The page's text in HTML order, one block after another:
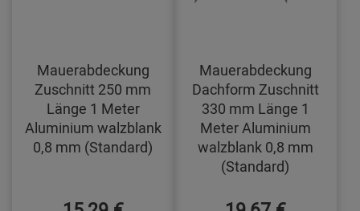
Mauerabdeckung
Zuschnitt 250 mm
Länge 1 Meter
Aluminium walzblank
0,8 mm (Standard)
Mauerabdeckung
Dachform Zuschnitt
330 mm Länge 1
Meter Aluminium
walzblank 0,8 mm
(Standard)